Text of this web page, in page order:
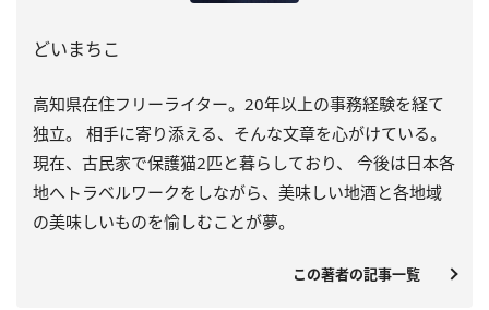
どいまちこ
高知県在住フリーライター。20年以上の事務経験を経て
独立。 相手に寄り添える、そんな文章を心がけている。
現在、古民家で保護猫2匹と暮らしており、 今後は日本各
地へトラベルワークをしながら、美味しい地酒と各地域
の美味しいものを愉しむことが夢。
この著者の記事一覧